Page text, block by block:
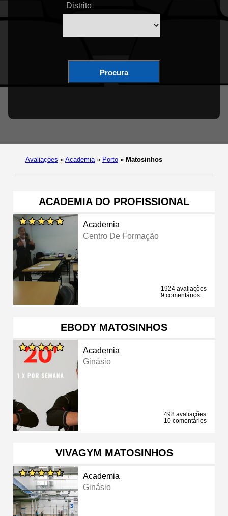
Distrito
Procura
Avaliaçoes » Academia » Porto » Matosinhos
ACADEMIA DO PROFISSIONAL
Academia
Centro De Formação
1924 avaliações
9 comentários
EBODY MATOSINHOS
Academia
Ginásio
498 avaliações
10 comentários
VIVAGYM MATOSINHOS
Academia
Ginásio